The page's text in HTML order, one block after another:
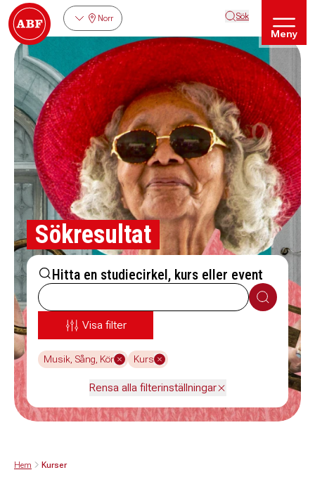
Norr Sök
Meny
Sökresultat
Hitta en studiecirkel, kurs eller event
Sök
Visa filter
Musik, Sång, Kör Kurs
Rensa alla filterinställningar
Hem Kurser